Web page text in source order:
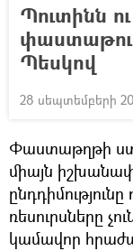
Պուտինն
Պեսկով
28 սեպտեմբերի
Փաստաթղթի
միայն
ռեսուրսները
կամավոր